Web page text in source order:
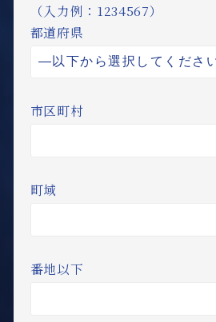
（入力例：1234567）
都道府県
市区町村
町域
番地以下